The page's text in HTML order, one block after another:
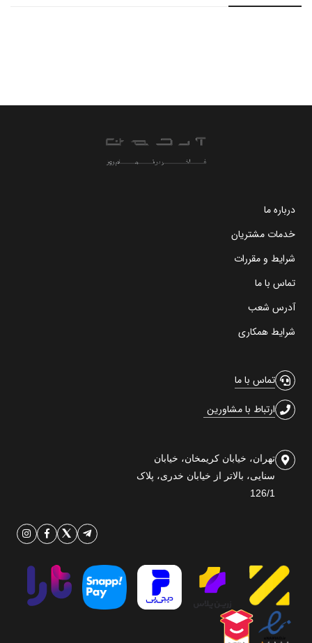
درباره ما
خدمات مشتریان
شرایط و مقررات
تماس با ما
آدرس شعب
شرایط همکاری
تماس با ما
ارتباط با مشاورین
تهران، خیابان کریمخان، خیابان
سنایی، بالاتر از خیابان خدری، پلاک
126/1